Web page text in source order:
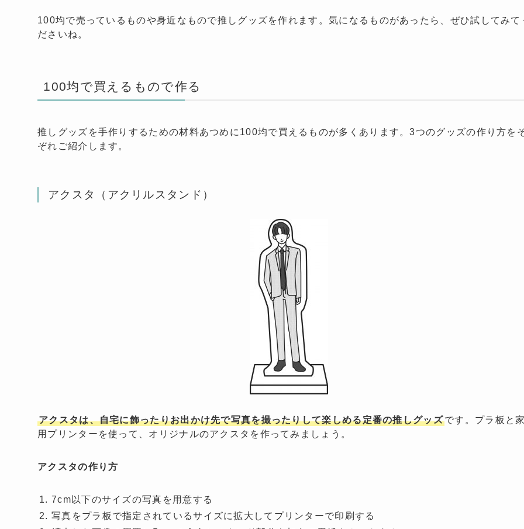
100均で売っているものや身近なもので推しグッズを作れます。 気になるものがあったら、ぜひ試してみて
ださいね。
100均で買えるもので作る
推しグッズを手作りするための材料あつめに100均で買えるものが多くあります。3つのグッズの作り方を
ぞれご紹介します。
アクスタ（アクリルスタンド）
アクスタは、自宅に飾ったりお出かけ先で写真を撮ったりして楽しめる定番の推しグッズです。プラ板と
用プリンターを使って、オリジナルのアクスタを作ってみましょう。
アクスタの作り方
7cm以下のサイズの写真を用意する
写真をプラ板で指定されているサイズに拡大してプリンターで印刷する